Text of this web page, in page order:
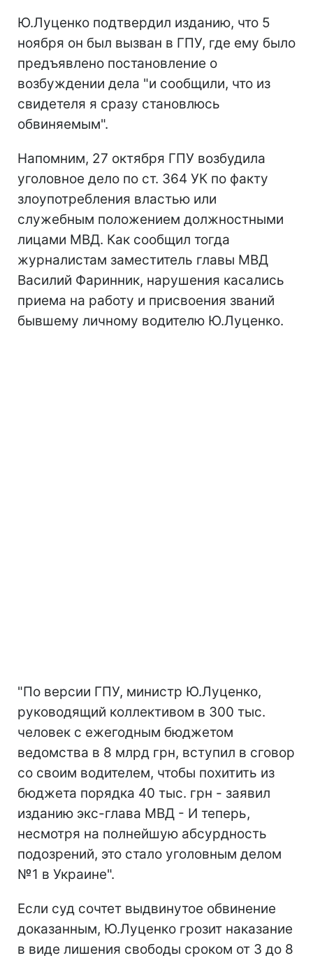
Ю.Луценко подтвердил изданию, что 5
ноября он был вызван в ГПУ, где ему было
предъявлено постановление о
возбуждении дела "и сообщили, что из
свидетеля я сразу становлюсь
обвиняемым".
Напомним, 27 октября ГПУ возбудила
уголовное дело по ст. 364 УК по факту
злоупотребления властью или
служебным положением должностными
лицами МВД. Как сообщил тогда
журналистам заместитель главы МВД
Василий Фаринник, нарушения касались
приема на работу и присвоения званий
бывшему личному водителю Ю.Луценко.
"По версии ГПУ, министр Ю.Луценко,
руководящий коллективом в 300 тыс.
человек с ежегодным бюджетом
ведомства в 8 млрд грн, вступил в сговор
со своим водителем, чтобы похитить из
бюджета порядка 40 тыс. грн - заявил
изданию экс-глава МВД - И теперь,
несмотря на полнейшую абсурдность
подозрений, это стало уголовным делом
№1 в Украине".
Если суд сочтет выдвинутое обвинение
доказанным, Ю.Луценко грозит наказание
в виде лишения свободы сроком от 3 до 8